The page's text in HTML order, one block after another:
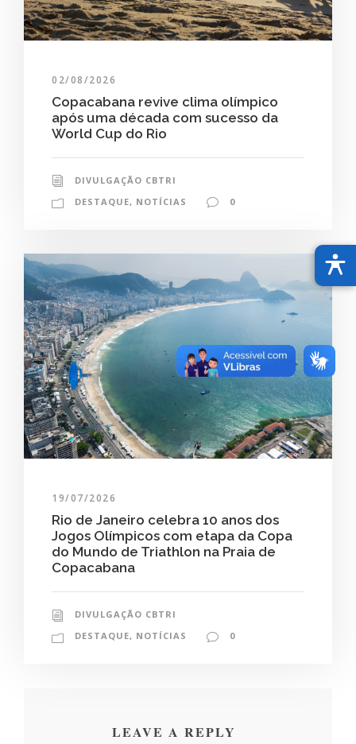
02/08/2026
Copacabana revive clima olímpico
após uma década com sucesso da
World Cup do Rio
DIVULGAÇÃO CBTRI
DESTAQUE, NOTÍCIAS 0
19/07/2026
Rio de Janeiro celebra 10 anos dos
Jogos Olímpicos com etapa da Copa
do Mundo de Triathlon na Praia de
Copacabana
DIVULGAÇÃO CBTRI
DESTAQUE, NOTÍCIAS 0
LEAVE A REPLY